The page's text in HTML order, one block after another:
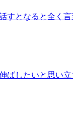
となると全く
したいと思い